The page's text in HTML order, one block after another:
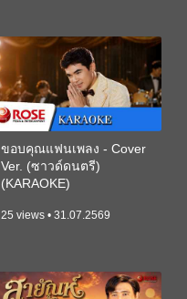
ขอบคุณแฟนเพลง - Cover
Ver. (ซาวด์ดนตรี)
(KARAOKE)
25 views • 31.07.2569